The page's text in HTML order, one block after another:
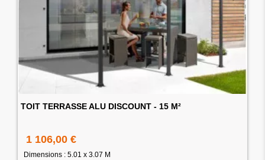
TOIT TERRASSE ALU DISCOUNT - 15 M²
1 106,00 €
Dimensions : 5.01 x 3.07 M